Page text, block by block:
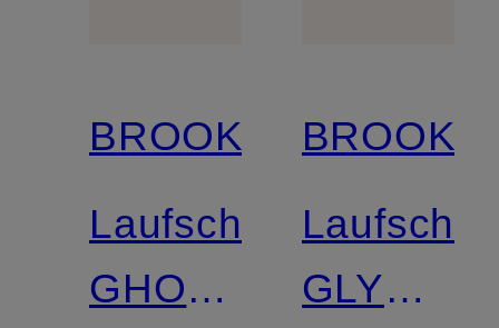
BROOKS
Laufschuhe
GHOST
BROOKS